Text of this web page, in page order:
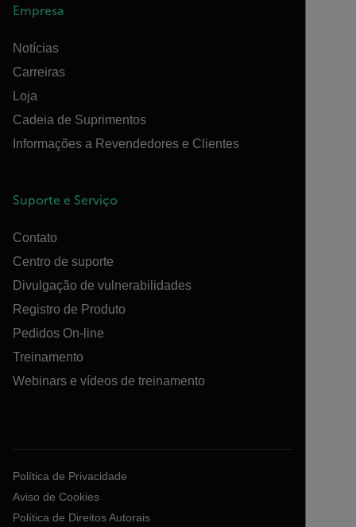
Empresa
Notícias
Carreiras
Loja
Cadeia de Suprimentos
Informações a Revendedores e Clientes
Suporte e Serviço
Contato
Centro de suporte
Divulgação de vulnerabilidades
Registro de Produto
Pedidos On-line
Treinamento
Webinars e vídeos de treinamento
Política de Privacidade
Aviso de Cookies
Política de Direitos Autorais